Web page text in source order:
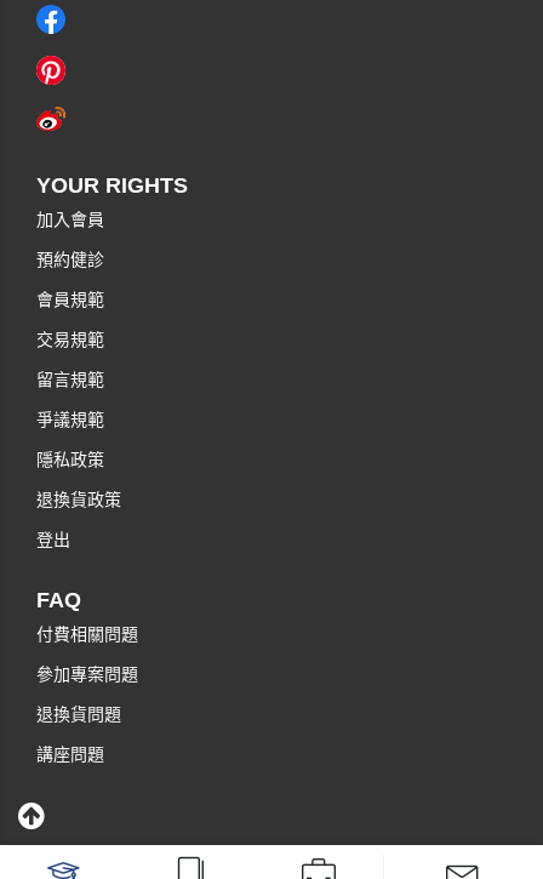
YOUR RIGHTS
加入會員
預約健診
會員規範
交易規範
留言規範
爭議規範
隱私政策
退換貨政策
登出
FAQ
付費相關問題
參加專案問題
退換貨問題
講座問題